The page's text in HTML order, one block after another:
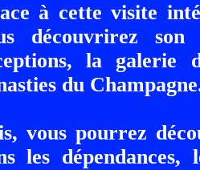
à cette visite
découvrirez
la galerie
du
vous pourrez
les